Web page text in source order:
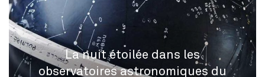
La nuit étoilée dans les
observatoires astronomiques du